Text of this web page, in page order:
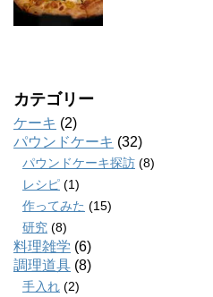
カテゴリー
ケーキ (2)
パウンドケーキ (32)
パウンドケーキ探訪 (8)
レシピ (1)
作ってみた (15)
研究 (8)
料理雑学 (6)
調理道具 (8)
手入れ (2)